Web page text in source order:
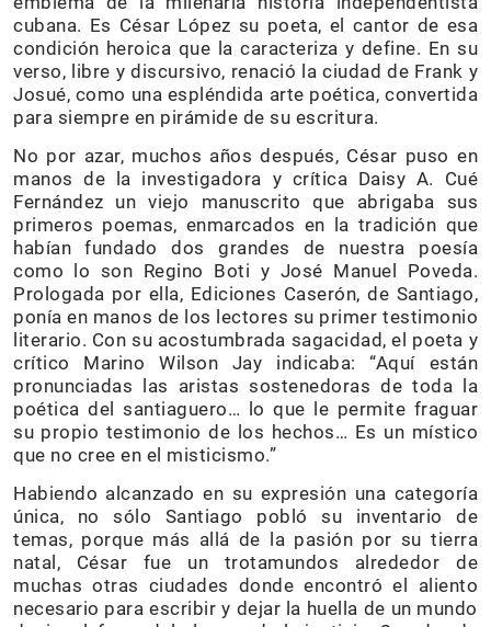
cubana. Es César López su poeta, el cantor de esa
condición heroica que la caracteriza y define. En su
verso, libre y discursivo, renació la ciudad de Frank y
Josué, como una espléndida arte poética, convertida
para siempre en pirámide de su escritura.
No por azar, muchos años después, César puso en
manos de la investigadora y crítica Daisy A. Cué
Fernández un viejo manuscrito que abrigaba sus
primeros poemas, enmarcados en la tradición que
habían fundado dos grandes de nuestra poesía
como lo son Regino Boti y José Manuel Poveda.
Prologada por ella, Ediciones Caserón, de Santiago,
ponía en manos de los lectores su primer testimonio
literario. Con su acostumbrada sagacidad, el poeta y
crítico Marino Wilson Jay indicaba: “Aquí están
pronunciadas las aristas sostenedoras de toda la
poética del santiaguero… lo que le permite fraguar
su propio testimonio de los hechos… Es un místico
que no cree en el misticismo.”
Habiendo alcanzado en su expresión una categoría
única, no sólo Santiago pobló su inventario de
temas, porque más allá de la pasión por su tierra
natal, César fue un trotamundos alrededor de
muchas otras ciudades donde encontró el aliento
necesario para escribir y dejar la huella de un mundo